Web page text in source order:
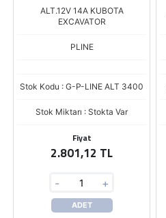
ALT.12V 14A KUBOTA
EXCAVATOR
PLINE
Stok Kodu : G-P-LINE ALT 3400
Stok Miktarı : Stokta Var
Fiyat
2.801,12 TL
- +
ADET